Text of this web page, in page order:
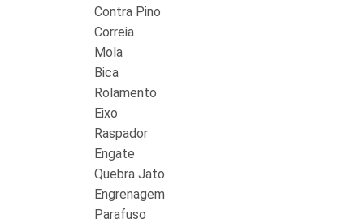
Contra Pino
Correia
Mola
Bica
Rolamento
Eixo
Raspador
Engate
Quebra Jato
Engrenagem
Parafuso